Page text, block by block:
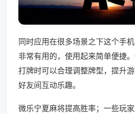
同时应用在很多场景之下这个手
非常有用的，使用起来简单便捷
打牌时可以合理调整牌型，提升
好友间互动乐趣。
微乐宁夏麻将提高胜率；一些玩